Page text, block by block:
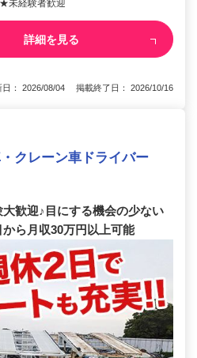
未経験者歓迎
詳細を見る
日： 2026/08/04 掲載終了日： 2026/10/16
クレーン車ドライバー
大歓迎♪目にする機会の少ない
ら月収30万円以上可能